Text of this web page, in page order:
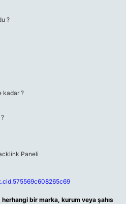
?
kadar ?
bir marka, kurum veya şahıs